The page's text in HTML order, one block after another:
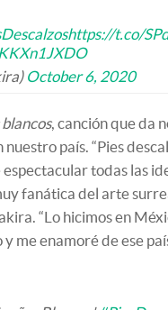
https://t.co/
October 6, 2020
blancos, canción que da
país. “Pies
todas las
fanática del arte
“Lo hicimos en
me enamoré de ese